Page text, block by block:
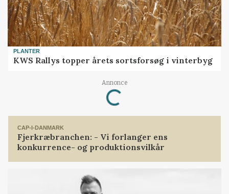
PLANTER
KWS Rallys topper årets sortsforsøg i vinterbyg
Annonce
Loading...
CAP-I-DANMARK
Fjerkræbranchen: - Vi forlanger ens
konkurrence- og produktionsvilkår